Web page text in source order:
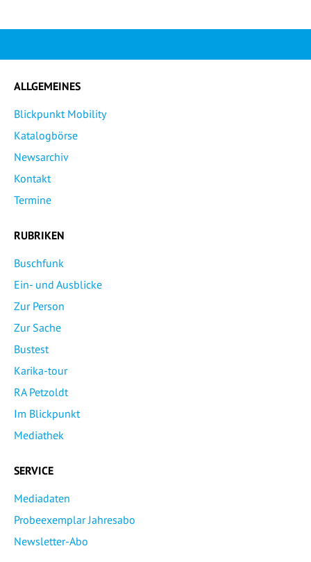
ALLGEMEINES
Blickpunkt Mobility
Katalogbörse
Newsarchiv
Kontakt
Termine
RUBRIKEN
Buschfunk
Ein- und Ausblicke
Zur Person
Zur Sache
Bustest
Karika-tour
RA Petzoldt
Im Blickpunkt
Mediathek
SERVICE
Mediadaten
Probeexemplar Jahresabo
Newsletter-Abo